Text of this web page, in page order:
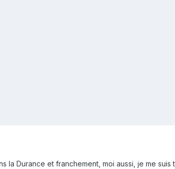
Durance et franchement, moi aussi, je me suis